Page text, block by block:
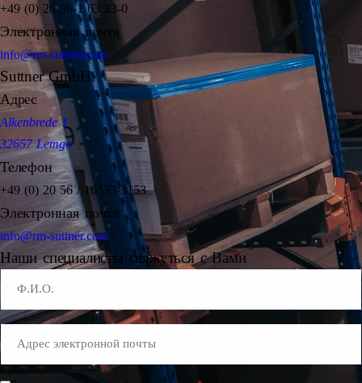
+49 (0) 20 56-1 63 33-0
Электронная почта
info@rm-suttner.com
Suttner GmbH
Адрес
Alkenbrede 1
32657 Lemgo
Телефон
+49 (0) 20 56 / 16333-3153
Электронная почта
info@rm-suttner.com
Наши специалисты свяжуться с Вами
Mail